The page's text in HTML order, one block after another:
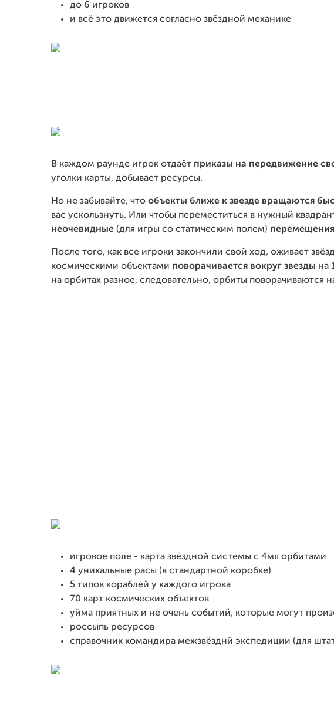
до 6 игроков
и всё это движется согласно звёздной механике
В каждом раунде игрок отдаёт приказы на передвижение
уголки карты, добывает ресурсы.
Но не забывайте, что объекты ближе к звезде вращаются
вас ускользнуть. Или чтобы переместиться в нужный
неочевидные (для игры со статическим полем) перемещения
После того, как все игроки закончили свой ход, оживает
космическими объектами поворачивается вокруг звезды на
на орбитах разное, следовательно, орбиты поворачиваются
игровое поле - карта звёздной системы c 4мя орбитами
4 уникальные расы (в стандартной коробке)
5 типов кораблей у каждого игрока
70 карт космических объектов
уйма приятных и не очень событий, которые могут
россыпь ресурсов
справочник командира межзвёзднй экспедиции (для